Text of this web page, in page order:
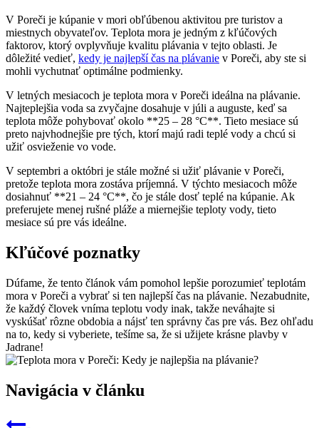
V Poreči je kúpanie v mori obľúbenou aktivitou pre turistov a
miestnych obyvateľov. Teplota mora je jedným z kľúčových
faktorov, ktorý ovplyvňuje kvalitu plávania v tejto oblasti. Je
dôležité vedieť, kedy je najlepší čas na plávanie v Poreči, aby ste si
mohli vychutnať optimálne podmienky.
V letných mesiacoch je teplota mora v Poreči ideálna na plávanie.
Najteplejšia voda sa zvyčajne dosahuje v júli a auguste, keď sa
teplota môže pohybovať okolo **25 – 28 °C**. Tieto mesiace sú
preto najvhodnejšie pre tých, ktorí majú radi teplé vody a chcú si
užiť osvieženie vo vode.
V septembri a októbri je stále možné si užiť plávanie v Poreči,
pretože teplota mora zostáva príjemná. V týchto mesiacoch môže
dosiahnuť **21 – 24 °C**, čo je stále dosť teplé na kúpanie. Ak
preferujete menej rušné pláže a miernejšie teploty vody, tieto
mesiace sú pre vás ideálne.
Kľúčové poznatky
Dúfame, že tento článok vám pomohol lepšie porozumieť teplotám
mora v Poreči a vybrať si ten najlepší čas na plávanie. Nezabudnite,
že každý človek vníma teplotu vody inak, takže neváhajte si
vyskúšať rôzne obdobia a nájsť ten správny čas pre vás. Bez ohľadu
na to, kedy si vyberiete, tešíme sa, že si užijete krásne plavby v
Jadrane!
Navigácia v článku